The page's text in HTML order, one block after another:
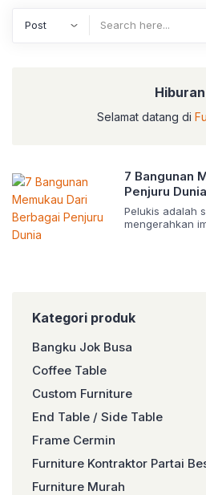
Hiburan
Selamat datang di
7 Bangunan
Penjuru Dunia
Pelukis adalah
mengerahkan
perhitungan
imajinasi yang
belum pernah
Kategori produk
Bangku Jok Busa
Coffee Table
Custom Furniture
End Table / Side Table
Frame Cermin
Furniture Kontraktor Partai
Furniture Murah